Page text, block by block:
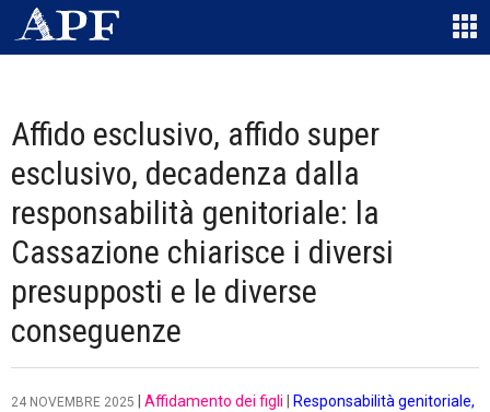
Affido esclusivo, affido super
esclusivo, decadenza dalla
responsabilità genitoriale: la
Cassazione chiarisce i diversi
presupposti e le diverse
conseguenze
24 NOVEMBRE 2025 Affidamento dei figli
Responsabilità genitoriale,